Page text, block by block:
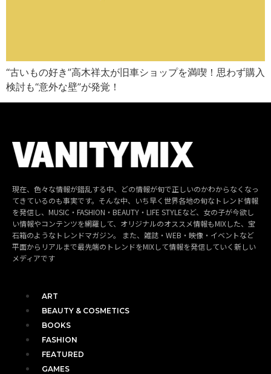
“古いもの好き”高木祥太が旧車ショップを満喫！思わず購入
検討も“意外な壁”が発覚！
現在、色々な情報が錯乱する中、どの情報が旬で正しいのかわからなくなっ
てきているのも事実です。そんな中、いち早く世界各地の旬なトレンド情報
を発信し、MUSIC・FASHION・BEAUTY・LIFE STYLEなど、女の子が今欲し
い情報やコンテンツを網羅して、オリジナルのオススメ情報もMIXした、宝
石箱のようなトレンドマガジン。 また、雑誌・WEB・映像・イベントなど
平面からリアルまで最先端のトレンドをMIXして情報を発信していく新しい
メディアです
ART
BEAUTY & COSMETICS
BOOKS
FASHION
FEATURED
GAMES